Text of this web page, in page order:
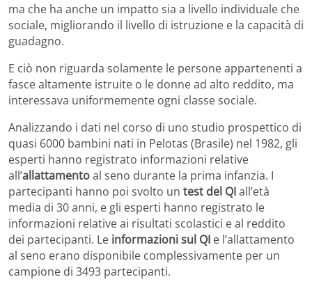
ma che ha anche un impatto sia a livello individuale che
sociale, migliorando il livello di istruzione e la capacità di
guadagno.
E ciò non riguarda solamente le persone appartenenti a
fasce altamente istruite o le donne ad alto reddito, ma
interessava uniformemente ogni classe sociale.
Analizzando i dati nel corso di uno studio prospettico di
quasi 6000 bambini nati in Pelotas (Brasile) nel 1982, gli
esperti hanno registrato informazioni relative
all’allattamentoal seno durante la prima infanzia. I
partecipanti hanno poi svolto un test del QIall’età
media di 30 anni, e gli esperti hanno registrato le
informazioni relative ai risultati scolastici e al reddito
dei partecipanti. Le informazioni sul QI e l’allattamento
al seno erano disponibile complessivamente per un
campione di 3493 partecipanti.